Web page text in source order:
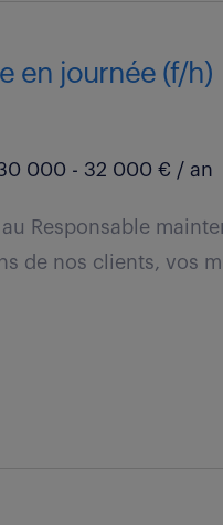
en journée (f/h)
000 - 32 000 € / an
Responsable
de nos clients, vos